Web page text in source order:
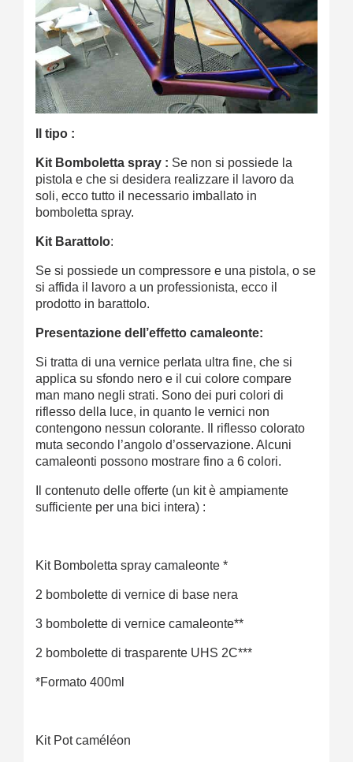
Il tipo :
Kit Bomboletta spray : Se non si possiede la
pistola e che si desidera realizzare il lavoro da
soli, ecco tutto il necessario imballato in
bomboletta spray.
Kit Barattolo:
Se si possiede un compressore e una pistola, o se
si affida il lavoro a un professionista, ecco il
prodotto in barattolo.
Presentazione dell’effetto camaleonte:
Si tratta di una vernice perlata ultra fine, che si
applica su sfondo nero e il cui colore compare
man mano negli strati. Sono dei puri colori di
riflesso della luce, in quanto le vernici non
contengono nessun colorante. Il riflesso colorato
muta secondo l’angolo d’osservazione. Alcuni
camaleonti possono mostrare fino a 6 colori.
Il contenuto delle offerte (un kit è ampiamente
sufficiente per una bici intera) :
Kit Bomboletta spray camaleonte *
2 bombolette di vernice di base nera
3 bombolette di vernice camaleonte**
2 bombolette di trasparente UHS 2C***
*Formato 400ml
Kit Pot caméléon